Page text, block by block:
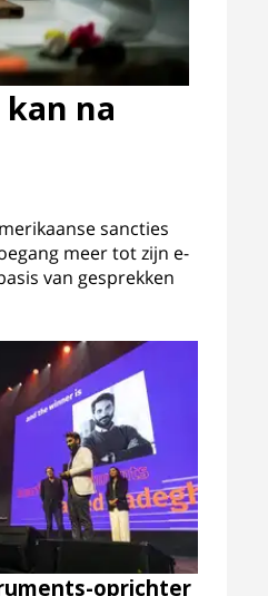
na
sancties
meer tot zijn e-
van gesprekken
oprichter